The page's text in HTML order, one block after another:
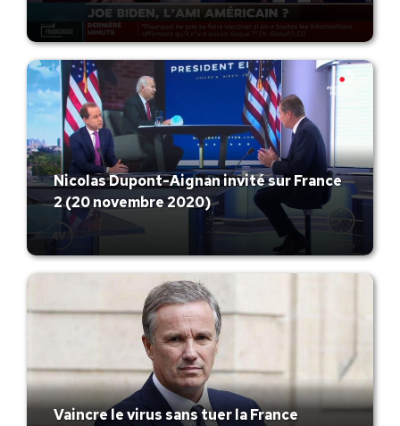
Nicolas Dupont-Aignan invité sur France
2 (20 novembre 2020)
Vaincre le virus sans tuer la France